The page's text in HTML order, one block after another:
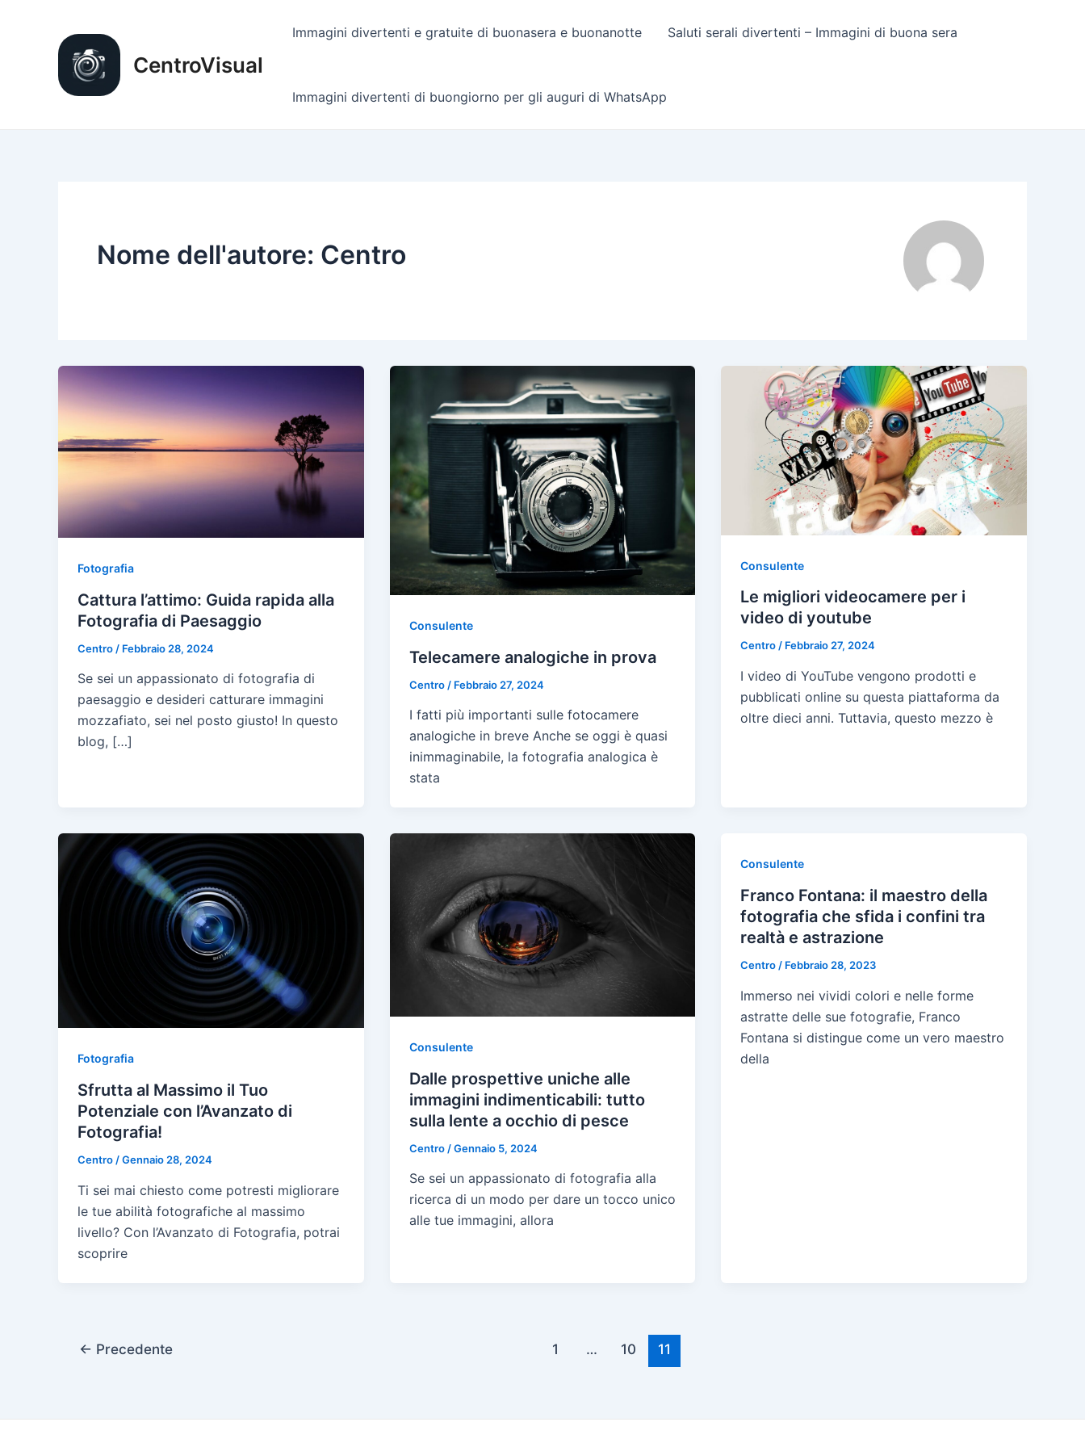
contenuto
CentroVisual
Immagini divertenti e gratuite di buonasera e buonanotte Saluti serali divertenti – Immagini di buona sera
Immagini divertenti di buongiorno per gli auguri di WhatsApp
Nome dell'autore: Centro
Fotografia
Cattura l’attimo: Guida rapida alla
Fotografia di Paesaggio
Centro / Febbraio 28, 2024
Se sei un appassionato di fotografia di
paesaggio e desideri catturare immagini
mozzafiato, sei nel posto giusto! In questo
blog, […]
Consulente
Telecamere analogiche in prova
Centro / Febbraio 27, 2024
I fatti più importanti sulle fotocamere
analogiche in breve Anche se oggi è quasi
inimmaginabile, la fotografia analogica è
stata
Consulente
Le migliori videocamere per i
video di youtube
Centro/ Febbraio 27, 2024
I video di YouTube vengono prodotti e
pubblicati online su questa piattaforma da
oltre dieci anni. Tuttavia, questo mezzo è
Fotografia
Sfrutta al Massimo il Tuo
Potenziale con l’Avanzato di
Fotografia!
Centro/Gennaio 28, 2024
Ti sei mai chiesto come potresti migliorare
le tue abilità fotografiche al massimo
livello? Con l’Avanzato di Fotografia, potrai
scoprire
Consulente
Dalle prospettive uniche alle
immagini indimenticabili: tutto
sulla lente a occhio di pesce
Centro /Gennaio 5, 2024
Se sei un appassionato di fotografia alla
ricerca di un modo per dare un tocco unico
alle tue immagini, allora
Consulente
Franco Fontana: il maestro della
fotografia che sfida i confini tra
realtà e astrazione
Centro / Febbraio 28, 2023
Immerso nei vividi colori e nelle forme
astratte delle sue fotografie, Franco
Fontana si distingue come un vero maestro
della
Paginazione
← Precedente 1 … 10 11